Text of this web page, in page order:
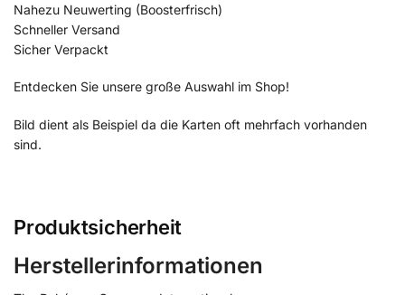
Nahezu Neuwerting (Boosterfrisch)
Schneller Versand
Sicher Verpackt
Entdecken Sie unsere große Auswahl im Shop!
Bild dient als Beispiel da die Karten oft mehrfach vorhanden
sind.
Produktsicherheit
Herstellerinformationen